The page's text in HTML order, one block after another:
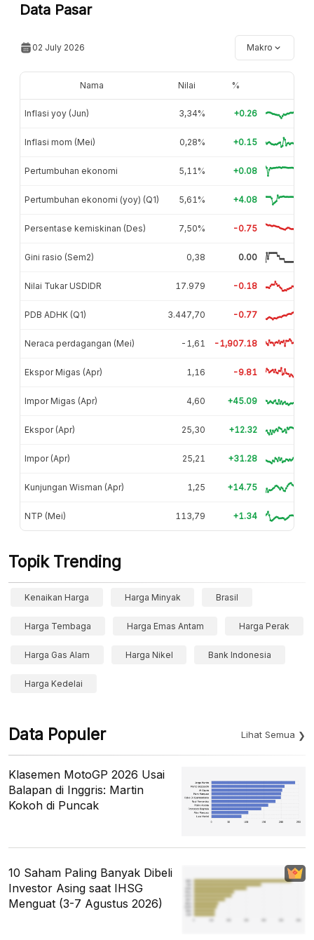
Data Pasar
02 July 2026 Makro
Nama Nilai %
Inflasi yoy (Jun) 3,34% +0.26
Inflasi mom (Mei) 0,28% +0.15
Pertumbuhan ekonomi 5,11% +0.08
Pertumbuhan ekonomi (yoy) (Q1) 5,61% +4.08
Persentase kemiskinan (Des) 7,50% -0.75
Gini rasio (Sem2) 0,38 0.00
Nilai Tukar USDIDR 17.979 -0.18
PDB ADHK (Q1) 3.447,70 -0.77
Neraca perdagangan (Mei) -1,61 -1,907.18
Ekspor Migas (Apr) 1,16 -9.81
Impor Migas (Apr) 4,60 +45.09
Ekspor (Apr) 25,30 +12.32
Impor (Apr) 25,21 +31.28
Kunjungan Wisman (Apr) 1,25 +14.75
NTP (Mei) 113,79 +1.34
Topik Trending
Kenaikan Harga Harga Minyak Brasil
Harga Tembaga Harga Emas Antam Harga Perak
Harga Gas Alam Harga Nikel Bank Indonesia
Harga Kedelai
Data Populer Lihat Semua
Klasemen MotoGP 2026 Usai
Balapan di Inggris: Martin
Kokoh di Puncak
10 Saham Paling Banyak Dibeli
Investor Asing saat IHSG
Menguat (3-7 Agustus 2026)